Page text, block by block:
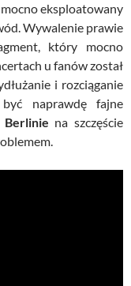
eksploatowany
Wywalenie prawie
który mocno
u fanów został
i rozciąganie
naprawdę fajne
Berlinie na szczęście